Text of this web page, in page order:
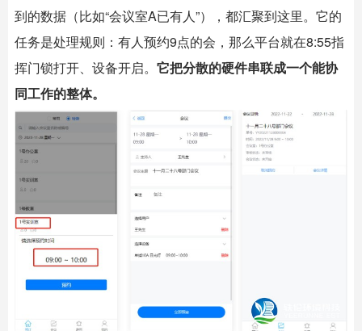
到的数据（比如“会议室A已有人”），都汇聚到这里。它的
任务是处理规则：有人预约9点的会，那么平台就在8:55指
挥门锁打开、设备开启。 它把分散的硬件串联成一个能协
同工作的整体。